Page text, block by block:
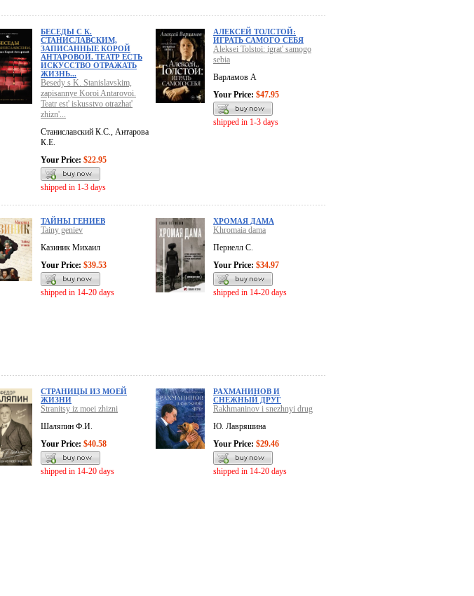
БЕСЕДЫ С К.
СТАНИСЛАВСКИМ,
ЗАПИСАННЫЕ КОРОЙ
АНТАРОВОЙ. ТЕАТР ЕСТЬ
ИСКУССТВО ОТРАЖАТЬ
ЖИЗНЬ...
Besedy s K. Stanislavskim,
zapisannye Koroi Antarovoi.
Teatr est' iskusstvo otrazhat'
zhizn'...
Станиславский К.С., Антарова
К.Е.
Your Price: $22.95
shipped in 1-3 days
АЛЕКСЕЙ ТОЛСТОЙ:
ИГРАТЬ САМОГО СЕБЯ
Aleksei Tolstoi: igrat' samogo
sebia
Варламов А
Your Price: $47.95
shipped in 1-3 days
ТАЙНЫ ГЕНИЕВ
Tainy geniev
Казиник Михаил
Your Price: $39.53
shipped in 14-20 days
ХРОМАЯ ДАМА
Khromaia dama
Пернелл С.
Your Price: $34.97
shipped in 14-20 days
СТРАНИЦЫ ИЗ МОЕЙ
ЖИЗНИ
Stranitsy iz moei zhizni
Шаляпин Ф.И.
Your Price: $40.58
shipped in 14-20 days
РАХМАНИНОВ И
СНЕЖНЫЙ ДРУГ
Rakhmaninov i snezhnyi drug
Ю. Лавряшина
Your Price: $29.46
shipped in 14-20 days